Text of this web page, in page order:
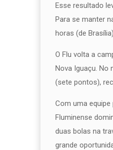
Esse resultado
Para se manter
horas (de
O Flu volta a
Nova Iguaçu. No
(sete pontos),
Com uma
Fluminense
duas bolas na
grande